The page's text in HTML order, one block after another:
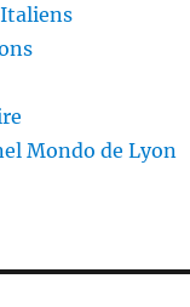
Mondo de Lyon